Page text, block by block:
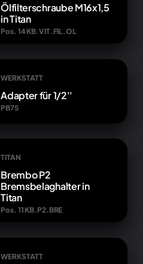
Ölfilterschraube M16x1,5
in Titan
Pos. 14 KB.VIT.FIL.OL
WERKSTATT
Adapter für 1/2''
PB75
TITAN
Brembo P2
Bremsbelaghalter in
Titan
Pos. 11 KB.P2.BRE
WERKSTATT